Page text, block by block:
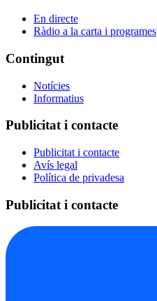
En directe
Ràdio a la carta i programes
Contingut
Notícies
Informatius
Publicitat i contacte
Publicitat i contacte
Avís legal
Política de privadesa
Publicitat i contacte